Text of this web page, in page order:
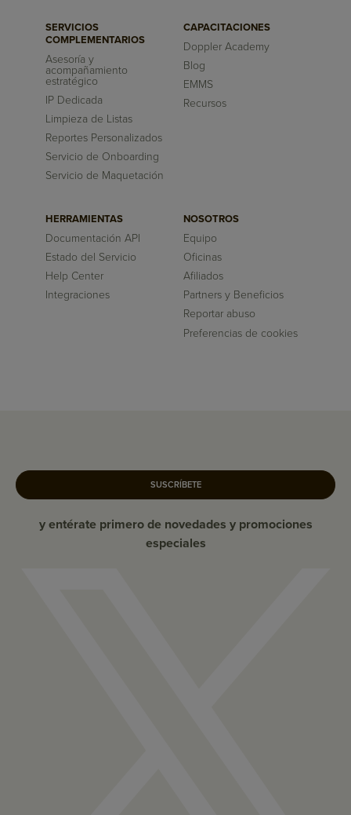
SERVICIOS
COMPLEMENTARIOS
Asesoría y
acompañamiento
estratégico
IP Dedicada
Limpieza de Listas
Reportes Personalizados
Servicio de Onboarding
Servicio de Maquetación
CAPACITACIONES
Doppler Academy
Blog
EMMS
Recursos
HERRAMIENTAS
Documentación API
Estado del Servicio
Help Center
Integraciones
NOSOTROS
Equipo
Oficinas
Afiliados
Partners y Beneficios
Reportar abuso
Preferencias de cookies
SUSCRÍBETE
y entérate primero de novedades y promociones
especiales